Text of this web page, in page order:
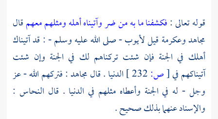
قوله تعالى :فكشفنا ما به من ضر وآتيناه أهله ومثلهم معهمقال
مجاهدوعكرمة قيللأيوب- صلى الله عليه وسلم - : قد آتيناك
أهلك في الجنة فإن شئت تركناهم لك في الجنة وإن شئت
آتيناكهم في[ص: الدنيا . قالمجاهد: فتركهم الله - عز
وجل - له في الجنة وأعطاه مثلهم في الدنيا . قال النحاس :
والإسناد عنهما بذلك صحيح .